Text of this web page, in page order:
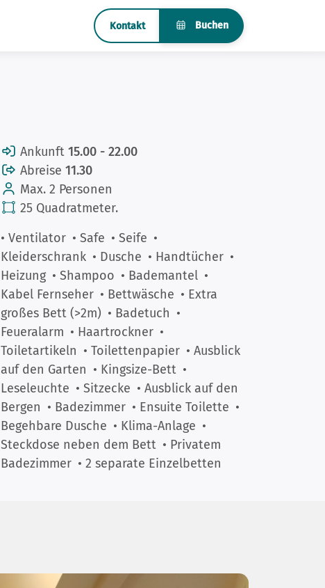
Kontakt Buchen
Ankunft 15.00 - 22.00
Abreise 11.30
Max. 2 Personen
25 Quadratmeter.
• Ventilator • Safe • Seife •
Kleiderschrank • Dusche • Handtücher •
Heizung • Shampoo • Bademantel •
Kabel Fernseher • Bettwäsche • Extra
großes Bett (>2m) • Badetuch •
Feueralarm • Haartrockner •
Toiletartikeln • Toilettenpapier • Ausblick
auf den Garten • Kingsize-Bett •
Leseleuchte • Sitzecke • Ausblick auf den
Bergen • Badezimmer • Ensuite Toilette •
Begehbare Dusche • Klima-Anlage •
Steckdose neben dem Bett • Privatem
Badezimmer • 2 separate Einzelbetten